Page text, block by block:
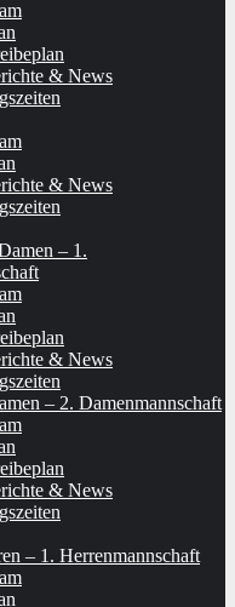
& News
& News
– 1.
& News
– 2. Damenmannschaft
& News
– 1. Herrenmannschaft